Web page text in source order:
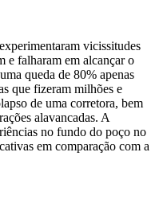
vicissitudes
e falharam em alcançar o
queda de 80% apenas
que fizeram milhões e
de uma corretora, bem
alavancadas. A
no fundo do poço no
em comparação com a